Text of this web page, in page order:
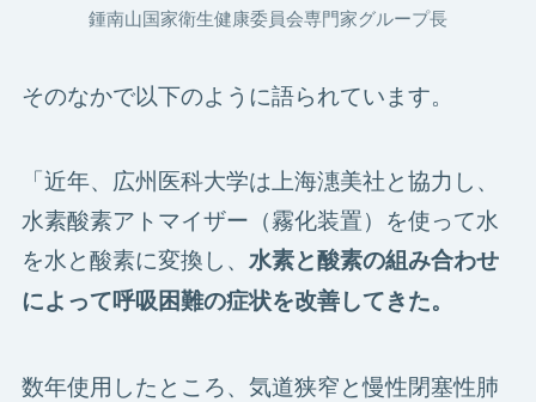
鍾南山国家衛生健康委員会専門家グループ長
そのなかで以下のように語られています。
「近年、広州医科大学は上海潓美社と協力し、
水素酸素アトマイザー（霧化装置）を使って水
を水と酸素に変換し、 水素と酸素の組み合わせ
によって呼吸困難の症状を改善してきた。
数年使用したところ、気道狭窄と慢性閉塞性肺